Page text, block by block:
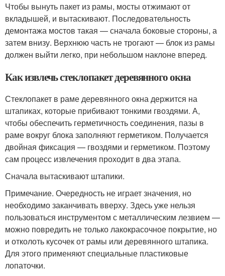
Чтобы вынуть пакет из рамы, мосты отжимают от
вкладышей, и вытаскивают. Последовательность
демонтажа мостов такая — сначала боковые стороны, а
затем внизу. Верхнюю часть не трогают — блок из рамы
должен выйти легко, при небольшом наклоне вперед.
Как извлечь стеклопакет деревянного окна
Стеклопакет в раме деревянного окна держится на
штапиках, которые прибивают тонкими гвоздями. А,
чтобы обеспечить герметичность соединения, пазы в
раме вокруг блока заполняют герметиком. Получается
двойная фиксация — гвоздями и герметиком. Поэтому
сам процесс извлечения проходит в два этапа.
Сначала вытаскивают штапики.
Примечание. Очередность не играет значения, но
необходимо заканчивать вверху. Здесь уже нельзя
пользоваться инструментом с металлическим лезвием —
можно повредить не только лакокрасочное покрытие, но
и отколоть кусочек от рамы или деревянного штапика.
Для этого применяют специальные пластиковые
лопаточки.